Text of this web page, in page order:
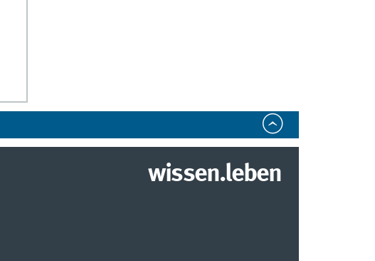
wissen.leben